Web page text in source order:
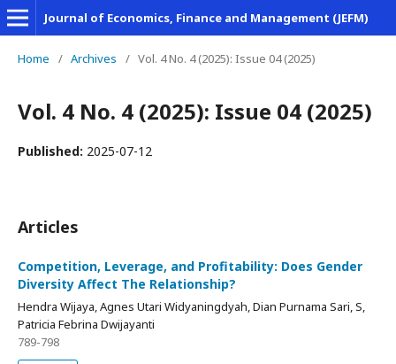
Journal of Economics, Finance and Management (JEFM)
Home / Archives / Vol. 4 No. 4 (2025): Issue 04 (2025)
Vol. 4 No. 4 (2025): Issue 04 (2025)
Published: 2025-07-12
Articles
Competition, Leverage, and Profitability: Does Gender
Diversity Affect The Relationship?
Hendra Wijaya, Agnes Utari Widyaningdyah, Dian Purnama Sari, S,
Patricia Febrina Dwijayanti
789-798